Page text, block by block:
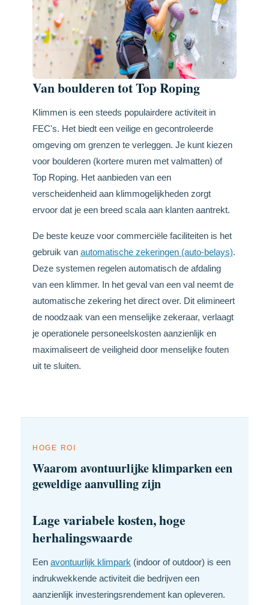
Van boulderen tot Top Roping
Klimmen is een steeds populairdere activiteit in
FEC's. Het biedt een veilige en gecontroleerde
omgeving om grenzen te verleggen. Je kunt kiezen
voor boulderen (kortere muren met valmatten) of
Top Roping. Het aanbieden van een
verscheidenheid aan klimmogelijkheden zorgt
ervoor dat je een breed scala aan klanten aantrekt.
De beste keuze voor commerciële faciliteiten is het
gebruik van automatische zekeringen (auto-belays).
Deze systemen regelen automatisch de afdaling
van een klimmer. In het geval van een val neemt de
automatische zekering het direct over. Dit elimineert
de noodzaak van een menselijke zekeraar, verlaagt
je operationele personeelskosten aanzienlijk en
maximaliseert de veiligheid door menselijke fouten
uit te sluiten.
HOGE ROI
Waarom avontuurlijke klimparken een
geweldige aanvulling zijn
Lage variabele kosten, hoge
herhalingswaarde
Een avontuurlijk klimpark (indoor of outdoor) is een
indrukwekkende activiteit die bedrijven een
aanzienlijk investeringsrendement kan opleveren.